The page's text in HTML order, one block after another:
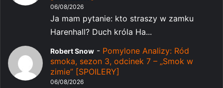
06/08/2026
Ja mam pytanie: kto straszy w zamku
Harenhall? Duch króla Ha...
Robert Snow - Pomylone Analizy: Ród
smoka, sezon 3, odcinek 7 – „Smok w
zimie” [SPOILERY]
06/08/2026